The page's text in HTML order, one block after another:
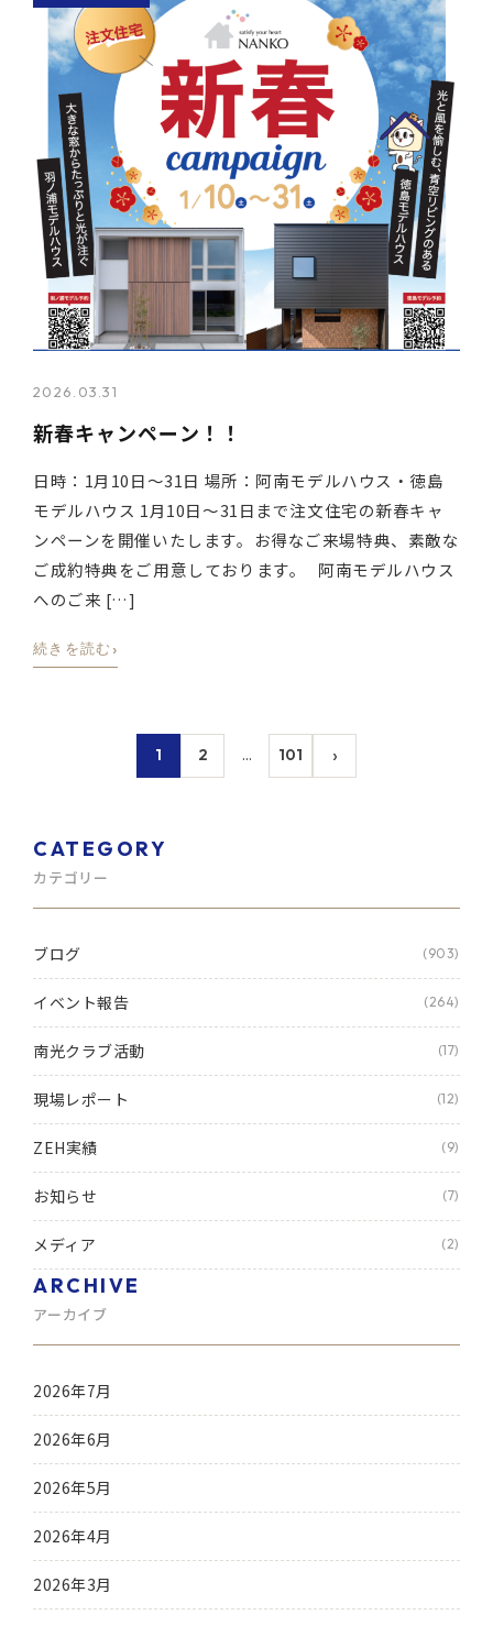
2026.03.31
新春キャンペーン！！
日時：1月10日～31日 場所：阿南モデルハウス・徳島
モデルハウス 1月10日～31日まで注文住宅の新春キャ
ンペーンを開催いたします。お得なご来場特典、素敵な
ご成約特典をご用意しております。 阿南モデルハウス
へのご来 […]
続きを読む ›
1 2 … 101 ›
CATEGORY
カテゴリー
ブログ (903)
イベント報告 (264)
南光クラブ活動 (17)
現場レポート (12)
ZEH実績 (9)
お知らせ (7)
メディア (2)
ARCHIVE
アーカイブ
2026年7月
2026年6月
2026年5月
2026年4月
2026年3月